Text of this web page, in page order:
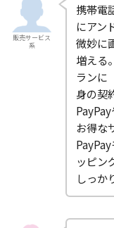
販売サービス
系
携帯電
にアン
微妙に
増える
ランに
身の契
お得な
ッピン
しっか